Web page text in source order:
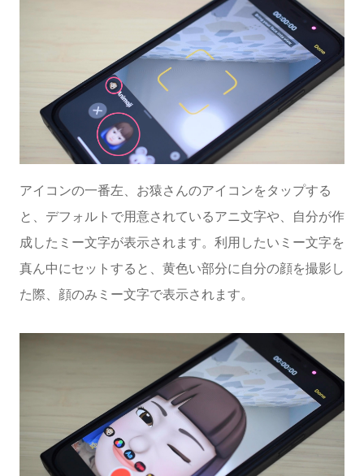
アイコンの一番左、お猿さんのアイコンをタップする
と、デフォルトで用意されているアニ文字や、自分が作
成したミー文字が表示されます。利用したいミー文字を
真ん中にセットすると、黄色い部分に自分の顔を撮影し
た際、顔のみミー文字で表示されます。